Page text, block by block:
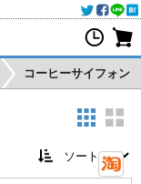
コーヒーサイフォン